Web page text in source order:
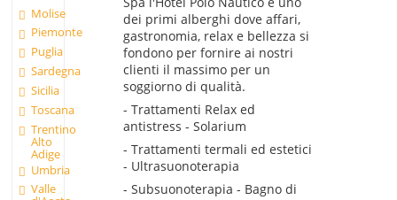
Molise
Piemonte
Puglia
Sardegna
Sicilia
Toscana
Trentino
Alto
Adige
Umbria
Valle
dei primi alberghi dove affari,
gastronomia, relax e bellezza si
fondono per fornire ai nostri
clienti il massimo per un
soggiorno di qualità.
- Trattamenti Relax ed
antistress - Solarium
- Trattamenti termali ed estetici
- Ultrasuonoterapia
- Subsuonoterapia - Bagno di